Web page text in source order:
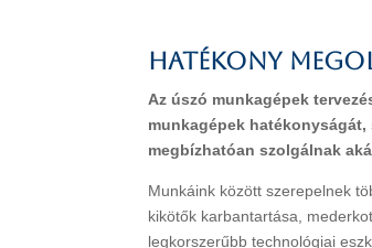
HATÉKONY
Az úszó munkagépek
munkagépek
megbízhatóan szolgálnak
Munkáink között szerepelnek
kikötők karbantartása,
legkorszerűbb technológiai